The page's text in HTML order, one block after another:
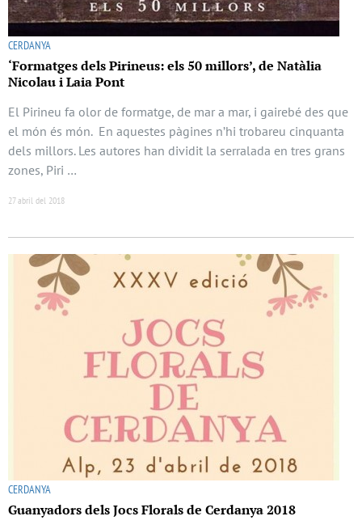
CERDANYA
‘Formatges dels Pirineus: els 50 millors’, de Natàlia
Nicolau i Laia Pont
El Pirineu fa olor de formatge, de mar a mar, i gairebé des que
el món és món. En aquestes pàgines n’hi trobareu cinquanta
dels millors. Les autores han dividit la serralada en tres grans
zones, Piri …
27 abril del 2018
CERDANYA
Guanyadors dels Jocs Florals de Cerdanya 2018